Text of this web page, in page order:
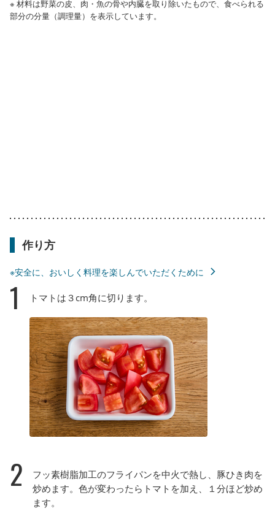
※ 材料は野菜の皮、肉・魚の骨や内臓を取り除いたもので、食べられる
部分の分量（調理量）を表示しています。
作り方
※安全に、おいしく料理を楽しんでいただくために
1 トマトは３cm角に切ります。
2
フッ素樹脂加工のフライパンを中火で熱し、豚ひき肉を
炒めます。色が変わったらトマトを加え、１分ほど炒め
ます。